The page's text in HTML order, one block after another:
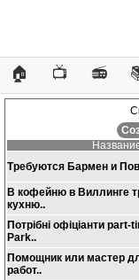
🏠 📺 📻
Требуются Бармен и
В кофейню в Виллинге
кухню..
Потрібні офіціанти part-
Park..
Помощник или мастер
работ..